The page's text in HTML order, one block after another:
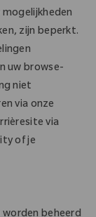
zijn beperkt.
uw browse-
niet
via onze
via
of je